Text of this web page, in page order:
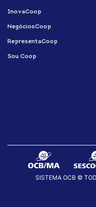
InovaCoop
NegóciosCoop
RepresentaCoop
Sou Coop
SISTEMA OCB ©